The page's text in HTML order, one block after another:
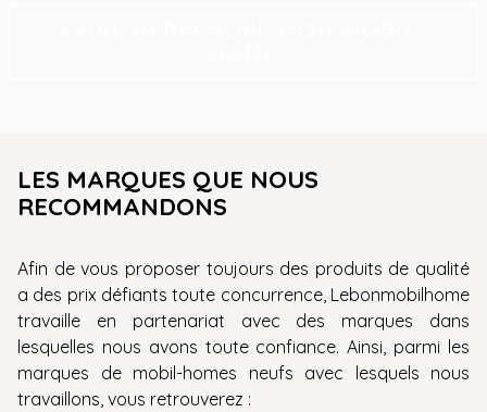
LES MARQUES QUE NOUS
RECOMMANDONS
Afin de vous proposer toujours des produits de qualité
a des prix défiants toute concurrence, Lebonmobilhome
travaille en partenariat avec des marques dans
lesquelles nous avons toute confiance. Ainsi, parmi les
marques de mobil-homes neufs avec lesquels nous
travaillons, vous retrouverez :